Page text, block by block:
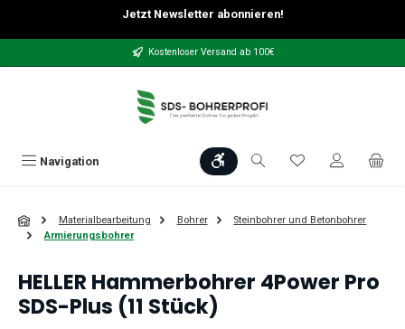
Zum Hauptinhalt springenJetzt Newsletter abonnieren!
Kostenloser Versand ab 100€
Navigation Werkzeugleiste anzeigen
Du hast 0
Materialbearbeitung Bohrer
Steinbohrer und Betonbohrer
Armierungsbohrer
HELLER Hammerbohrer 4Power Pro
SDS-Plus (11 Stück)